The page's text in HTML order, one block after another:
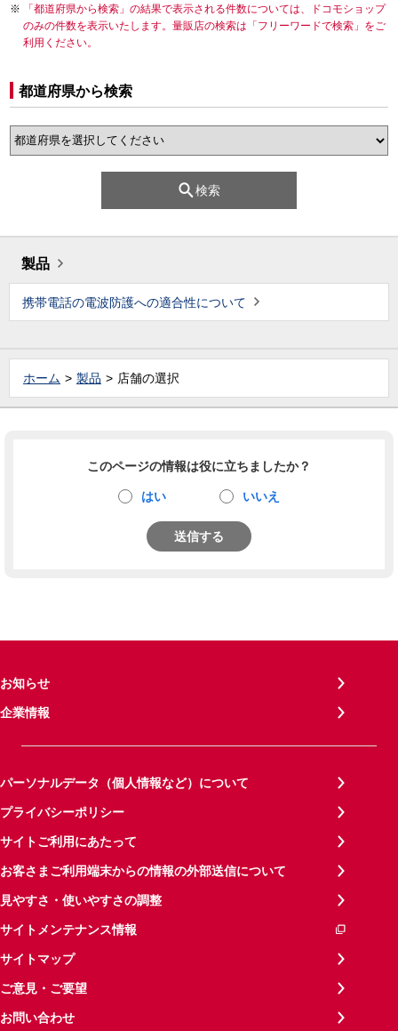
「都道府県から検索」の結果で表示される件数については、ドコモショップ
のみの件数を表示いたします。量販店の検索は「フリーワードで検索」をご
利用ください。
都道府県から検索
検索
製品
携帯電話の電波防護への適合性について
ホーム 製品 店舗の選択
このページの情報は役に立ちましたか？
はい いいえ
送信する
お知らせ
企業情報
パーソナルデータ（個人情報など）について
プライバシーポリシー
サイトご利用にあたって
お客さまご利用端末からの情報の外部送信について
見やすさ・使いやすさの調整
サイトメンテナンス情報
サイトマップ
ご意見・ご要望
お問い合わせ